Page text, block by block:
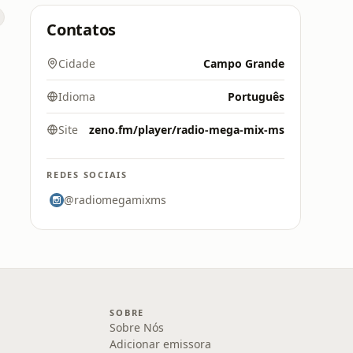
Contatos
Cidade Campo Grande
Idioma Português
Site zeno.fm/player/radio-mega-mix-ms
REDES SOCIAIS
@radiomegamixms
SOBRE
Sobre Nós
Adicionar emissora